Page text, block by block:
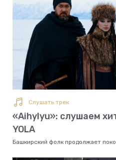
Слушать трек
«Aihylyu»: слушаем
YOLA
Башкирский фолк продолжает